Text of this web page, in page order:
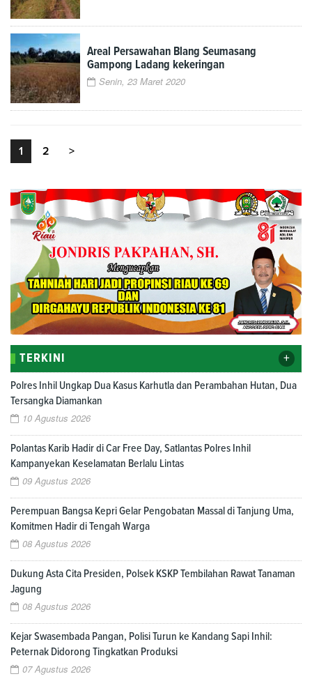
Areal Persawahan Blang Seumasang
Gampong Ladang kekeringan
Senin, 23 Maret 2020
1 2 >
TERKINI +
Polres Inhil Ungkap Dua Kasus Karhutla dan Perambahan Hutan, Dua
Tersangka Diamankan
10 Agustus 2026
Polantas Karib Hadir di Car Free Day, Satlantas Polres Inhil
Kampanyekan Keselamatan Berlalu Lintas
09 Agustus 2026
Perempuan Bangsa Kepri Gelar Pengobatan Massal di Tanjung Uma,
Komitmen Hadir di Tengah Warga
08 Agustus 2026
Dukung Asta Cita Presiden, Polsek KSKP Tembilahan Rawat Tanaman
Jagung
08 Agustus 2026
Kejar Swasembada Pangan, Polisi Turun ke Kandang Sapi Inhil:
Peternak Didorong Tingkatkan Produksi
07 Agustus 2026